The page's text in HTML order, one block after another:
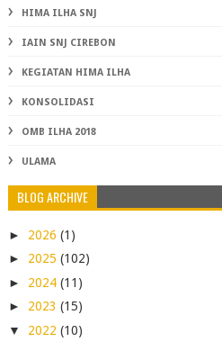
HIMA ILHA SNJ
IAIN SNJ CIREBON
KEGIATAN HIMA ILHA
KONSOLIDASI
OMB ILHA 2018
ULAMA
BLOG ARCHIVE
► 2026 (1)
► 2025 (102)
► 2024 (11)
► 2023 (15)
▼ 2022 (10)